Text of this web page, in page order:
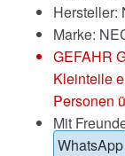
Hersteller:
Marke:
GEFAHR
Kleinteile
Personen
Mit
WhatsApp